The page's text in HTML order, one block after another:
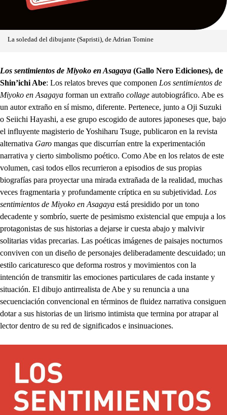
La soledad del dibujante (Sapristi), de Adrian Tomine
Los sentimientos de Miyoko en Asagaya (Gallo Nero Ediciones), de
Shin’ichi Abe: Los relatos breves que componen Los sentimientos de
Miyoko en Asagaya forman un extraño collage autobiográfico. Abe es
un autor extraño en sí mismo, diferente. Pertenece, junto a Oji Suzuki
o Seiichi Hayashi, a ese grupo escogido de autores japoneses que, bajo
el influyente magisterio de Yoshiharu Tsuge, publicaron en la revista
alternativa Garo mangas que discurrían entre la experimentación
narrativa y cierto simbolismo poético. Como Abe en los relatos de este
volumen, casi todos ellos recurrieron a episodios de sus propias
biografías para proyectar una mirada extrañada de la realidad, muchas
veces fragmentaria y profundamente críptica en su subjetividad. Los
sentimientos de Miyoko en Asagaya está presidido por un tono
decadente y sombrío, suerte de pesimismo existencial que empuja a los
protagonistas de sus historias a dejarse ir cuesta abajo y malvivir
solitarias vidas precarias. Las poéticas imágenes de paisajes nocturnos
conviven con un diseño de personajes deliberadamente descuidado; un
estilo caricaturesco que deforma rostros y movimientos con la
intención de transmitir las emociones particulares de cada instante y
situación. El dibujo antirrealista de Abe y su renuncia a una
secuenciación convencional en términos de fluidez narrativa consiguen
dotar a sus historias de un lirismo intimista que termina por atrapar al
lector dentro de su red de significados e insinuaciones.